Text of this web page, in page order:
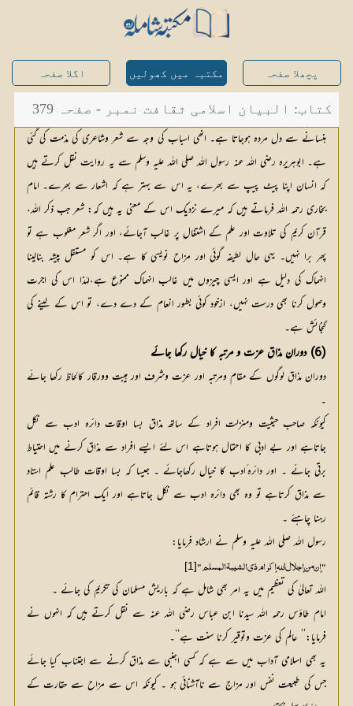
پچھلا صفحہ مکتبہ میں کھولیں اگلا صفحہ
کتاب: البیان اسلامی ثقافت نمبر - صفحہ 379
ہنسانے سے دل مردہ ہوجاتا ہے۔ انھی اسباب کی وجہ سے شعر وشاعری کی مذمت کی گئی
ہے۔ ابوہریرہ رضی اللہ عنہ رسول اللہ صلی اللہ علیہ وسلم سے یہ روایت نقل کرتے ہیں
کہ انسان اپنا پیٹ پیپ سے بھرے، یہ اس سے بہتر ہے کہ اشعار سے بھرے۔ امام
بخاری رحمہ اللہ فرماتے ہیں کہ میرے نزدیک اس کے معنی یہ ہیں کہ: شعر جب ذکر اللہ،
قرآن کریم کی تلاوت اور علم کے اشتغال پر غالب آجائے، اور اگر شعر مغلوب ہے تو
پھر برا نہیں۔ یہی حال لطیفہ گوئی اور مزاح نویسی کا ہے۔ اس کو مستقل پیشہ بنالینا
انہماک کی دلیل ہے اور ایسی چیزوں میں غالب انہماک ممنوع ہے،لہٰذا اس کی اجرت
وصول کرنا بھی درست نہیں، ازخود کوئی بطور انعام کے دے دے، تو اس کے لینے کی
گنجائش ہے۔
(6) دوران مذاق عزت و مرتبہ کا خیال رکھا جائے
دوران مذاق لوگوں کے مقام ومرتبہ اور عزت وشرف اور ہیبت وورقار کالحاظ رکھا جائے
۔
کیونکہ صاحب حیثیت ومنزلت افراد کے ساتھ مذاق بسا اوقات دائرہ ادب سے نکل
جاتاہے اور بے ادبی کا احتمال ہوتاہے اس لئے ایسے افراد سے مذاق کرنے میں احتیاط
برتی جائے ۔ اور دائرہ ٔادب کا خیال رکھاجائے ۔ جیسا کہ بسا اوقات طالب علم استاد
سے مذاق کرتاہے تو وہ بھی دائرہ ادب سے نکل جاتاہے اور ایک احترام کا رشتہ قائم
رہنا چاہئے ۔
رسول اللہ صلی اللہ علیہ وسلم نے ارشاد فرمایا:
"إن من إجلال الله إكرام ذي الشيبة المسلم"[1]
اللہ تعالیٰ کی تعظیم میں یہ امر بھی شامل ہے کہ باریش مسلمان کی تکریم کی جائے ۔
امام طاؤس رحمہ اللہ سیدنا ابن عباس رضی اللہ عنہ سے نقل کرتے ہیں کہ انہوں نے
فرمایا:’’ عالم کی عزت وتوقیر کرنا سنت ہے‘‘۔
یہ بھی اسلامی آداب میں سے ہے کہ کسی اجنبی سے مذاق کرنے سے اجتناب کیا جائے
جس کی طبیعت نفس اور مزاج سے ناآشنائی ہو ۔ کیونکہ اس سے مزاح سے حقارت کے